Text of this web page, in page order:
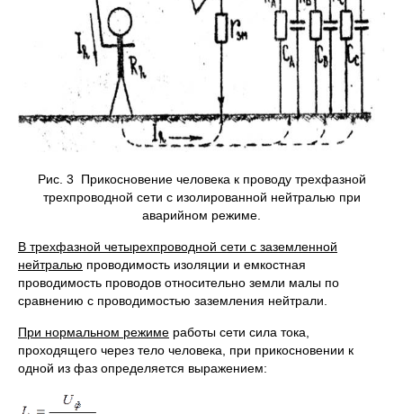
Рис. 3 Прикосновение человека к проводу трехфазной
трехпроводной сети с изолированной нейтралью при
аварийном режиме.
В трехфазной четырехпроводной сети с заземленной
нейтралью проводимость изоляции и емкостная
проводимость проводов относительно земли малы по
сравнению с проводимостью заземления нейтрали.
При нормальном режиме работы сети сила тока,
проходящего через тело человека, при прикосновении к
одной из фаз определяется выражением: